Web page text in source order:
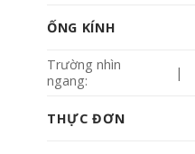
ỐNG KÍNH
Trường nhìn
ngang:
|
THỰC ĐƠN